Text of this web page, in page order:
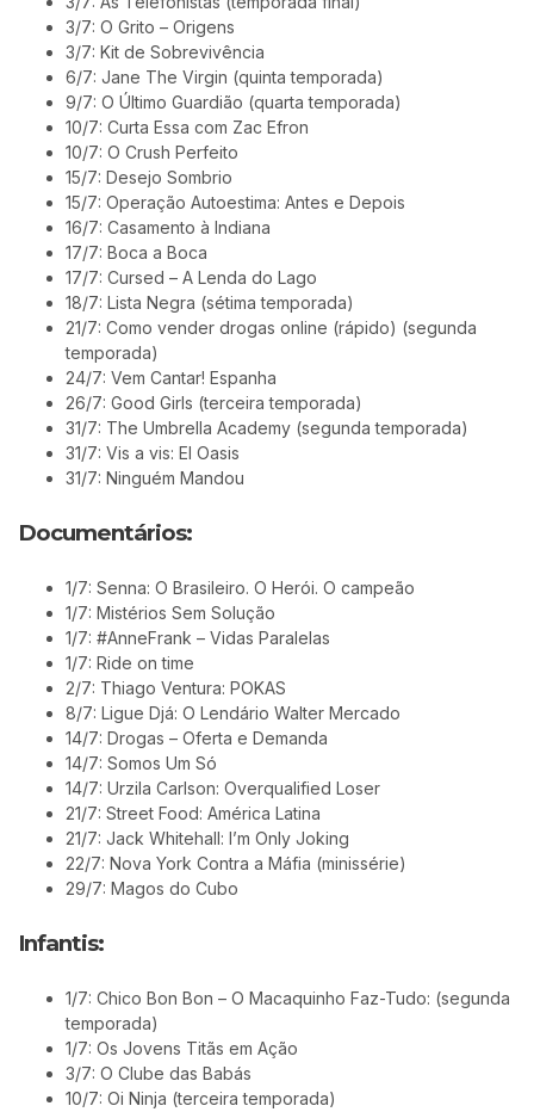
3/7: O Grito – Origens
3/7: Kit de Sobrevivência
6/7: Jane The Virgin (quinta temporada)
9/7: O Último Guardião (quarta temporada)
10/7: Curta Essa com Zac Efron
10/7: O Crush Perfeito
15/7: Desejo Sombrio
15/7: Operação Autoestima: Antes e Depois
16/7: Casamento à Indiana
17/7: Boca a Boca
17/7: Cursed – A Lenda do Lago
18/7: Lista Negra (sétima temporada)
21/7: Como vender drogas online (rápido) (segunda
temporada)
24/7: Vem Cantar! Espanha
26/7: Good Girls (terceira temporada)
31/7: The Umbrella Academy (segunda temporada)
31/7: Vis a vis: El Oasis
31/7: Ninguém Mandou
Documentários:
1/7: Senna: O Brasileiro. O Herói. O campeão
1/7: Mistérios Sem Solução
1/7: #AnneFrank – Vidas Paralelas
1/7: Ride on time
2/7: Thiago Ventura: POKAS
8/7: Ligue Djá: O Lendário Walter Mercado
14/7: Drogas – Oferta e Demanda
14/7: Somos Um Só
14/7: Urzila Carlson: Overqualified Loser
21/7: Street Food: América Latina
21/7: Jack Whitehall: I’m Only Joking
22/7: Nova York Contra a Máfia (minissérie)
29/7: Magos do Cubo
Infantis:
1/7: Chico Bon Bon – O Macaquinho Faz-Tudo: (segunda
temporada)
1/7: Os Jovens Titãs em Ação
3/7: O Clube das Babás
10/7: Oi Ninja (terceira temporada)